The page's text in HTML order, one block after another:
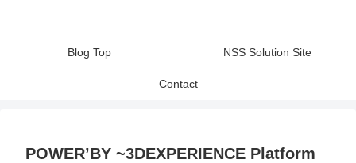
Blog Top NSS Solution Site
Contact
POWER’BY ~3DEXPERIENCE Platform